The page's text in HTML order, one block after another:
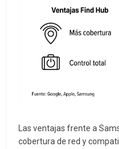
Las ventajas frente a
cobertura de red y